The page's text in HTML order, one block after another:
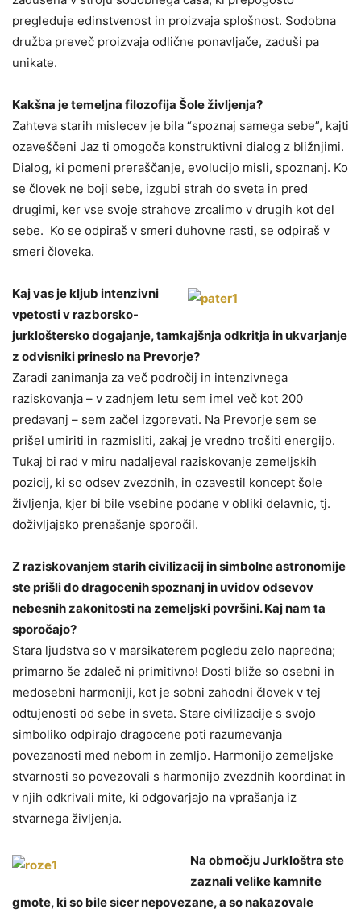
pregleduje edinstvenost in proizvaja splošnost. Sodobna
družba preveč proizvaja odlične ponavljače, zaduši pa
unikate.
Kakšna je temeljna filozofija Šole življenja?
Zahteva starih mislecev je bila “spoznaj samega sebe”, kajti
ozaveščeni Jaz ti omogoča konstruktivni dialog z bližnjimi.
Dialog, ki pomeni preraščanje, evolucijo misli, spoznanj. Ko
se človek ne boji sebe, izgubi strah do sveta in pred
drugimi, ker vse svoje strahove zrcalimo v drugih kot del
sebe. Ko se odpiraš v smeri duhovne rasti, se odpiraš v
smeri človeka.
Kaj vas je kljub intenzivni
vpetosti v razborsko-
jurkloštersko dogajanje, tamkajšnja odkritja in ukvarjanje
z odvisniki prineslo na Prevorje?
Zaradi zanimanja za več področij in intenzivnega
raziskovanja – v zadnjem letu sem imel več kot 200
predavanj – sem začel izgorevati. Na Prevorje sem se
prišel umiriti in razmisliti, zakaj je vredno trošiti energijo.
Tukaj bi rad v miru nadaljeval raziskovanje zemeljskih
pozicij, ki so odsev zvezdnih, in ozavestil koncept šole
življenja, kjer bi bile vsebine podane v obliki delavnic, tj.
doživljajsko prenašanje sporočil.
Z raziskovanjem starih civilizacij in simbolne astronomije
ste prišli do dragocenih spoznanj in uvidov odsevov
nebesnih zakonitosti na zemeljski površini. Kaj nam ta
sporočajo?
Stara ljudstva so v marsikaterem pogledu zelo napredna;
primarno še zdaleč ni primitivno! Dosti bliže so osebni in
medosebni harmoniji, kot je sobni zahodni človek v tej
odtujenosti od sebe in sveta. Stare civilizacije s svojo
simboliko odpirajo dragocene poti razumevanja
povezanosti med nebom in zemljo. Harmonijo zemeljske
stvarnosti so povezovali s harmonijo zvezdnih koordinat in
v njih odkrivali mite, ki odgovarjajo na vprašanja iz
stvarnega življenja.
Na območju Jurkloštra ste
zaznali velike kamnite
gmote, ki so bile sicer nepovezane, a so nakazovale